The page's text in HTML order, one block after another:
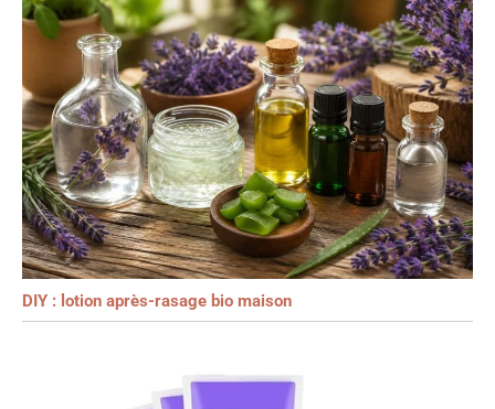
DIY : lotion après-rasage bio maison